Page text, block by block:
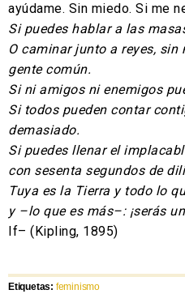
ayúdame. Sin miedo. Si me
Si puedes hablar a las
O caminar junto a reyes,
gente común.
Si ni amigos ni enemigos
Si todos pueden contar
demasiado.
Si puedes llenar el
con sesenta segundos de
Tuya es la Tierra y todo lo
y –lo que es más–: ¡serás
If– (Kipling, 1895)
Etiquetas: feminismo